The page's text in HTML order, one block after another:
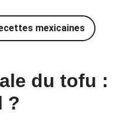
mexicaines
du tofu :
?